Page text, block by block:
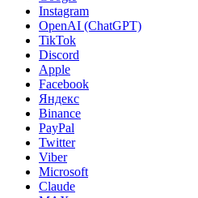
Instagram
OpenAI (ChatGPT)
TikTok
Discord
Apple
Facebook
Яндекс
Binance
PayPal
Twitter
Viber
Microsoft
Claude